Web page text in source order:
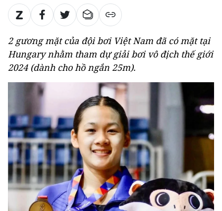
2 gương mặt của đội bơi Việt Nam đã có mặt tại
Hungary nhằm tham dự giải bơi vô địch thế giới
2024 (dành cho hồ ngắn 25m).